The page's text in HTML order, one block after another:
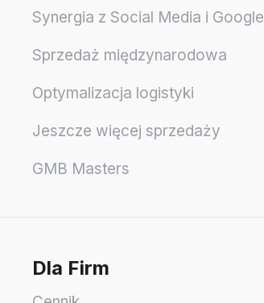
Synergia z Social Media i Google
Sprzedaż międzynarodowa
Optymalizacja logistyki
Jeszcze więcej sprzedaży
GMB Masters
Dla Firm